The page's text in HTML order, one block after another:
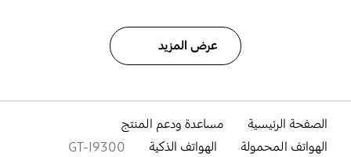
عرض المزيد
الصفحة الرئيسية
مساعدة ودعم المنتج
الهواتف المحمولة
الهواتف الذكية GT-I9300